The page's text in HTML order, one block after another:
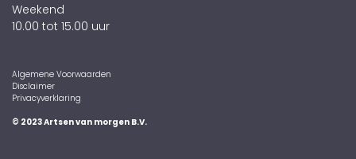
Weekend
10.00 tot 15.00 uur
Algemene Voorwaarden
Disclaimer
Privacyverklaring
© 2023 Artsen van morgen B.V.